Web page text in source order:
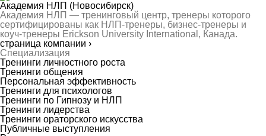
Академия НЛП (Новосибирск)
Академия НЛП — тренинговый центр, тренеры которого
сертифицированы как НЛП-тренеры, бизнес-тренеры и
коуч-тренеры Erickson University International, Канада.
страница компании ›
Специализация
Тренинги личностного роста
Тренинги общения
Персональная эффективность
Тренинги для психологов
Тренинги по Гипнозу и НЛП
Тренинги лидерства
Тренинги ораторского искусства
Публичные выступления